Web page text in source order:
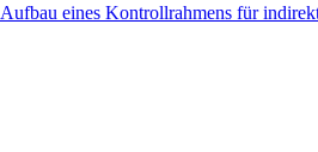
Aufbau eines Kontrollrahmens für